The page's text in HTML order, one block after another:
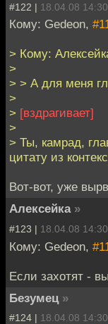
#122 | 18.04.08 14:30
Кому: Gedeon,
> Кому:
>
> > А для меня
>
> [вздрагивает]
>
> Ты, камрад,
цитату из
Вот-вот, уже
Алексейка »
#123 | 18.04.08 14:30
Кому: Gedeon,
Если захотят -
Безумец »
#124 | 18.04.08 14:30